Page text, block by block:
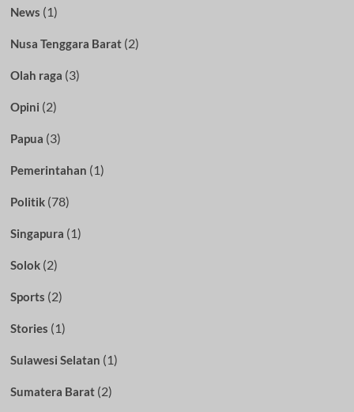
News (1)
Nusa Tenggara Barat(2)
Olah raga (3)
Opini (2)
Papua (3)
Pemerintahan (1)
Politik(78)
Singapura (1)
Solok(2)
Sports (2)
Stories (1)
Sulawesi Selatan (1)
Sumatera Barat(2)